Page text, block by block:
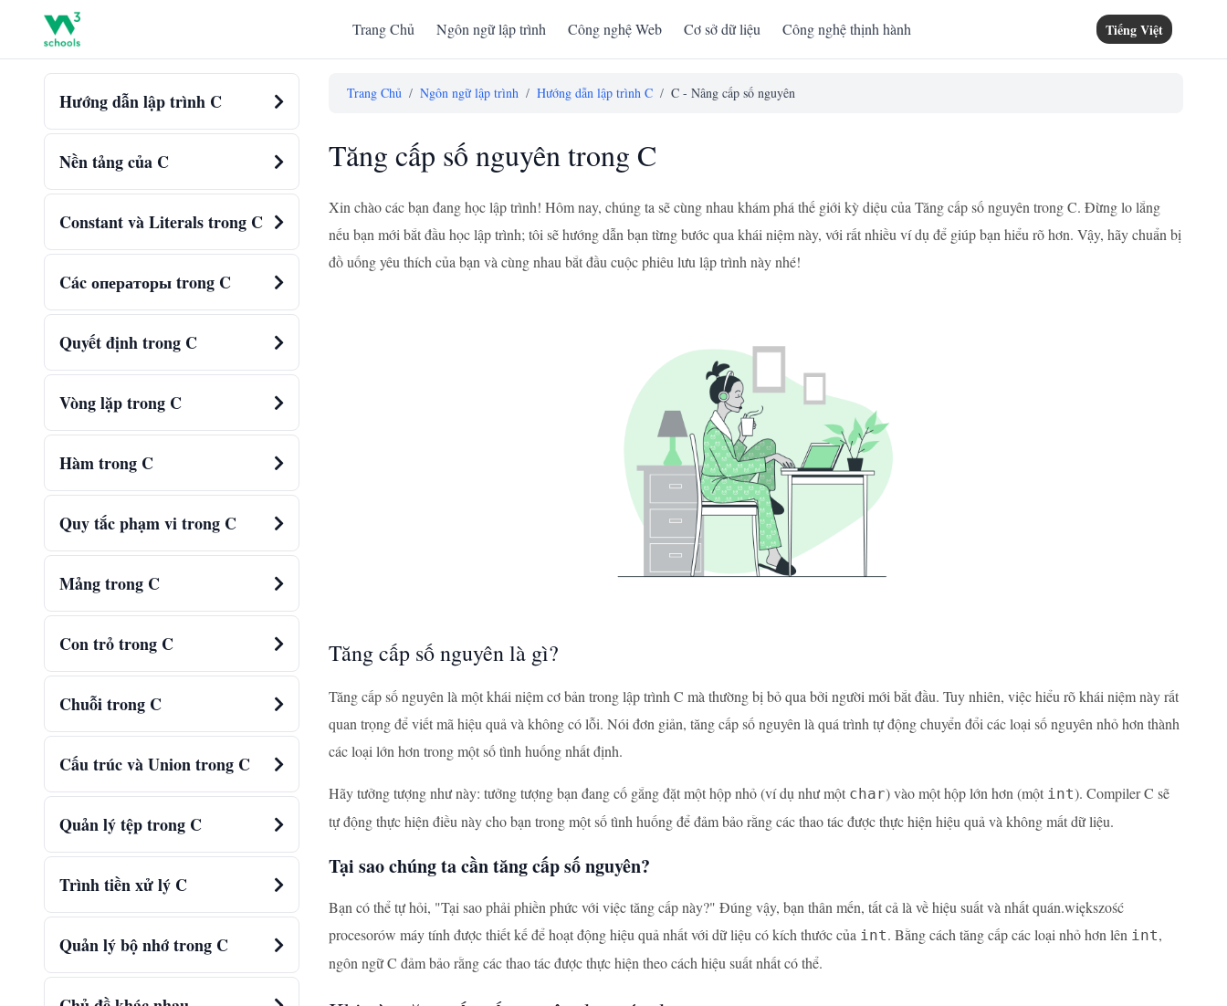
Trang Chủ Ngôn ngữ lập trình Công nghệ Web Cơ sở dữ liệu Công nghệ thịnh hành Tiếng Việt
Hướng dẫn lập trình C
Nền tảng của C
Constant và Literals trong C
Các операторы trong C
Quyết định trong C
Vòng lặp trong C
Hàm trong C
Quy tắc phạm vi trong C
Mảng trong C
Con trỏ trong C
Chuỗi trong C
Cấu trúc và Union trong C
Quản lý tệp trong C
Trình tiền xử lý C
Quản lý bộ nhớ trong C
Trang Chủ / Ngôn ngữ lập trình / Hướng dẫn lập trình C / C - Nâng cấp số nguyên
Tăng cấp số nguyên trong C
Xin chào các bạn đang học lập trình! Hôm nay, chúng ta sẽ cùng nhau khám phá thế giới kỳ diệu của Tăng cấp số nguyên trong C. Đừng lo lắng
nếu bạn mới bắt đầu học lập trình; tôi sẽ hướng dẫn bạn từng bước qua khái niệm này, với rất nhiều ví dụ để giúp bạn hiểu rõ hơn. Vậy, hãy chuẩn bị
đồ uống yêu thích của bạn và cùng nhau bắt đầu cuộc phiêu lưu lập trình này nhé!
Tăng cấp số nguyên là gì?
Tăng cấp số nguyên là một khái niệm cơ bản trong lập trình C mà thường bị bỏ qua bởi người mới bắt đầu. Tuy nhiên, việc hiểu rõ khái niệm này rất
quan trọng để viết mã hiệu quả và không có lỗi. Nói đơn giản, tăng cấp số nguyên là quá trình tự động chuyển đổi các loại số nguyên nhỏ hơn thành
các loại lớn hơn trong một số tình huống nhất định.
Hãy tưởng tượng như này: tưởng tượng bạn đang cố gắng đặt một hộp nhỏ (ví dụ như một char) vào một hộp lớn hơn (một int). Compiler C sẽ
tự động thực hiện điều này cho bạn trong một số tình huống để đảm bảo rằng các thao tác được thực hiện hiệu quả và không mất dữ liệu.
Tại sao chúng ta cần tăng cấp số nguyên?
Bạn có thể tự hỏi, "Tại sao phải phiền phức với việc tăng cấp này?" Đúng vậy, bạn thân mến, tất cả là về hiệu suất và nhất quán.większość
procesorów máy tính được thiết kế để hoạt động hiệu quả nhất với dữ liệu có kích thước của int. Bằng cách tăng cấp các loại nhỏ hơn lên int,
ngôn ngữ C đảm bảo rằng các thao tác được thực hiện theo cách hiệu suất nhất có thể.